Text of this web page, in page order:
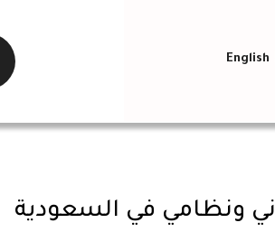
English
ونظامي في السعودية